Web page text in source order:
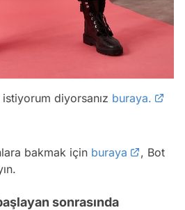
diyorsanız buraya.
bakmak için buraya
, Bot
sonrasında